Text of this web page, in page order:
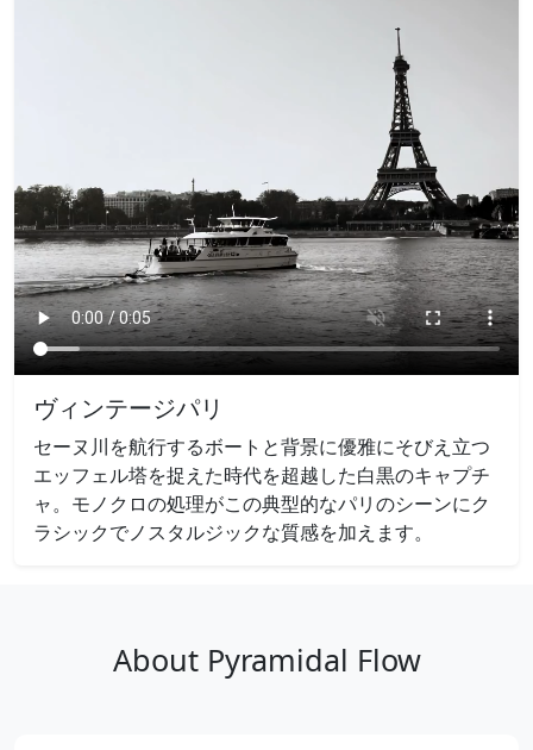
ヴィンテージパリ
セーヌ川を航行するボートと背景に優雅にそびえ立つ
エッフェル塔を捉えた時代を超越した白黒のキャプチ
ャ。モノクロの処理がこの典型的なパリのシーンにク
ラシックでノスタルジックな質感を加えます。
About Pyramidal Flow